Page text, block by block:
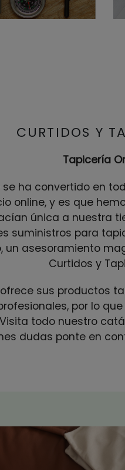
CURTIDOS Y
online, y es que
única a nuestra
suministros para
un asesoramiento
Curtidos y
por lo
todo nuestro
dudas ponte en